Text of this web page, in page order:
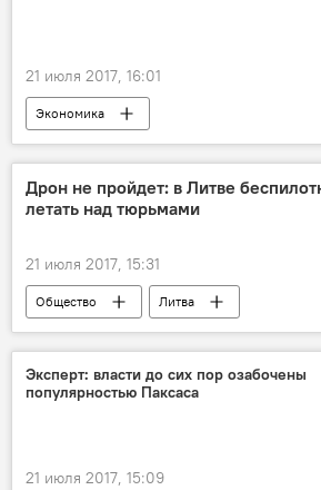
21 июля 2017, 16:01
Экономика
Скандал с ремонтом литовских вертолетов в
Литва
Россия
Ауримас
Helisota
МАКС-2017
Дрон не пройдет: в Литве
летать над тюрьмами
21 июля 2017, 15:31
Общество
Литва
Департамент по тюрьмам Литвы
Эксперт: власти до сих пор озабочены
популярностью Паксаса
21 июля 2017, 15:09